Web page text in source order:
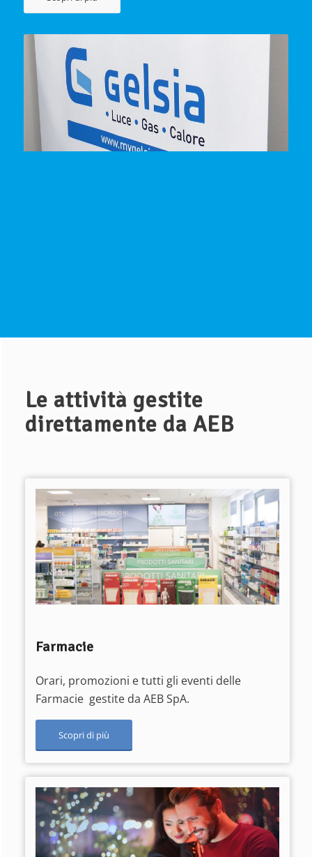
Le attività gestite
direttamente da AEB
Farmacie
Orari, promozioni e tutti gli eventi delle
Farmacie gestite da AEB SpA.
Scopri di più